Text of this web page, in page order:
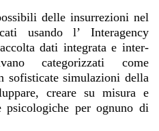
delle insurrezioni nel
usando l’ Interagency
dati integrata e inter-
categorizzati come
sofisticate simulazioni della
creare su misura e
psicologiche per ognuno di